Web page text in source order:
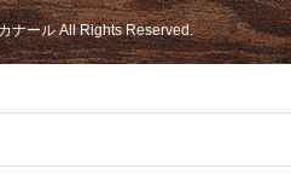
ナール All Rights Reserved.